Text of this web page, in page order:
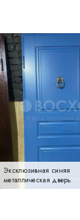
Эксклюзивная синяя
металлическая дверь